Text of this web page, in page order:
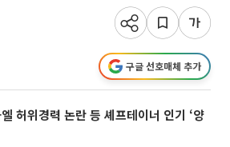
구글 선호매체 추가
허위경력 논란 등 셰프테이너 인기 ‘양